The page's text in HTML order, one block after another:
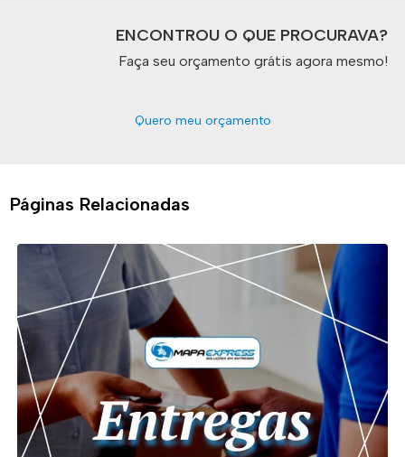
ENCONTROU O QUE PROCURAVA?
Faça seu orçamento grátis agora mesmo!
Quero meu orçamento
Páginas Relacionadas